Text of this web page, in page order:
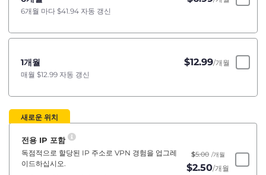
6개월 마다 $41.94 자동 갱신
1개월 $12.99/개월
매월 $12.99 자동 갱신
새로운 위치
전용 IP 포함
독점적으로 할당된 IP 주소로 VPN 경험을 업그레
이드하십시오.
$5.00 /개월
$2.50/개월